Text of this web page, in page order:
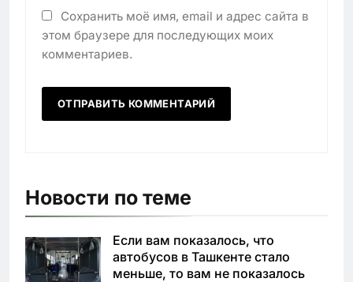
Сохранить моё имя, email и адрес сайта в
этом браузере для последующих моих
комментариев.
Новости по теме
Если вам показалось, что
автобусов в Ташкенте стало
меньше, то вам не показалось